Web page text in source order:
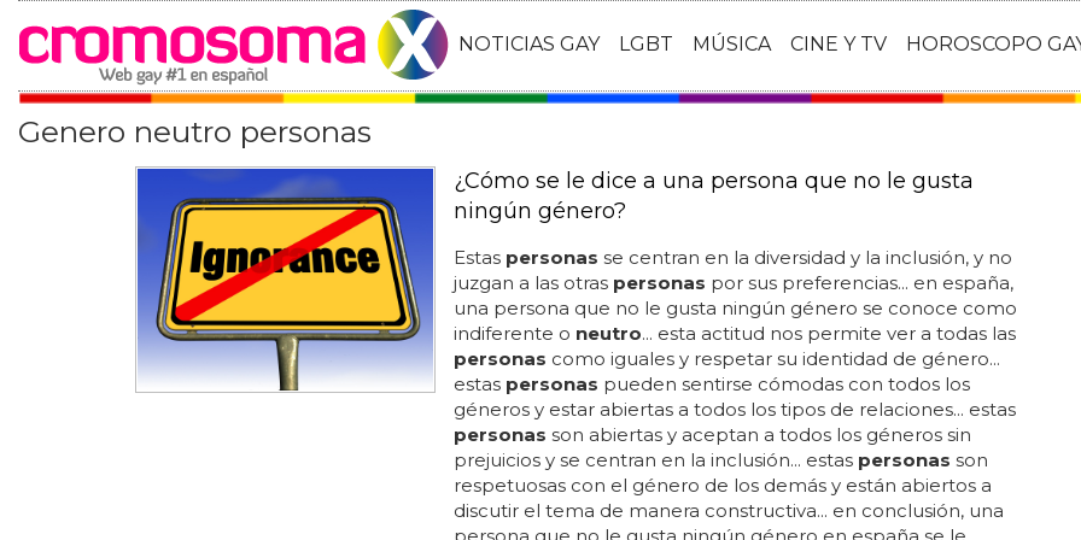
NOTICIAS GAY LGBT MÚSICA CINE Y TV HOROSCOPO
Genero neutro personas
¿Cómo se le dice a una persona que no le gusta
ningún género?
Estas personas se centran en la diversidad y la inclusión, y no
juzgan a las otras personas por sus preferencias... en españa,
una persona que no le gusta ningún género se conoce como
indiferente o neutro... esta actitud nos permite ver a todas las
personas como iguales y respetar su identidad de género...
estas personas pueden sentirse cómodas con todos los
géneros y estar abiertas a todos los tipos de relaciones... estas
personas son abiertas y aceptan a todos los géneros sin
prejuicios y se centran en la inclusión... estas personas son
respetuosas con el género de los demás y están abiertos a
discutir el tema de manera constructiva... en conclusión, una